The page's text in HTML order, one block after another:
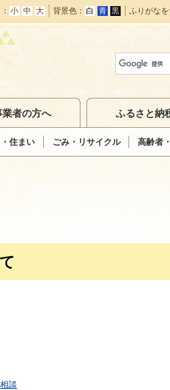
小 中 大 背景色 白 青 黒 ふりがな
住まい ごみ・リサイクル 高齢者
業者の方へ ふるさと納
談